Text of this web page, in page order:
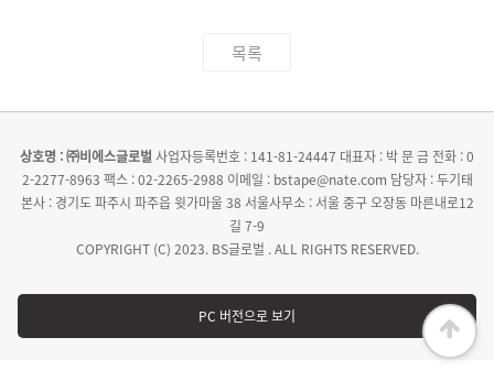
목록
상호명 : ㈜비에스글로벌 사업자등록번호 : 141-81-24447 대표자 : 박 문 금 전화 : 0
2-2277-8963 팩스 : 02-2265-2988 이메일 : bstape@nate.com 담당자 : 두기태
본사 : 경기도 파주시 파주읍 윗가마울 38 서울사무소 : 서울 중구 오장동 마른내로12
길 7-9
COPYRIGHT (C) 2023. BS글로벌 . ALL RIGHTS RESERVED.
PC 버전으로 보기